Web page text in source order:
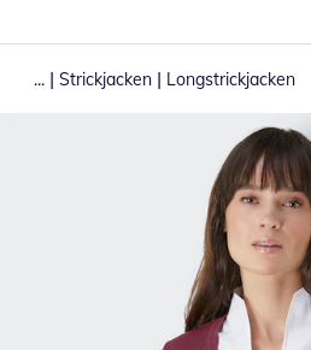
... | Strickjacken | Longstrickjacken